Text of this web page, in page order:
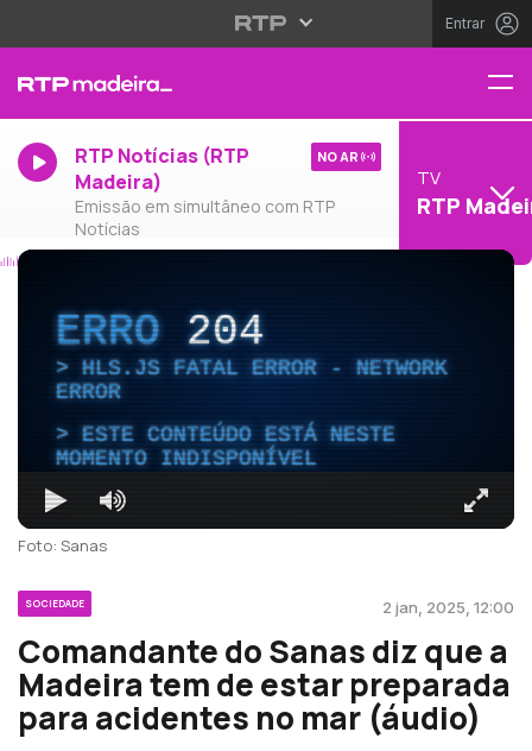
Entrar
RTP Notícias (RTP
Madeira)
Emissão em simultâneo com RTP
Notícias
NO AR
TV
RTP
ERRO204
HLS.JS FATAL ERROR - NETWORK
ERROR
ESTE CONTEÚDO ESTÁ NESTE
MOMENTO INDISPONÍVEL
Foto: Sanas
SOCIEDADE 2 jan, 2025, 12:00
Comandante do Sanas diz que a
Madeira tem de estar preparada
para acidentes no mar (áudio)